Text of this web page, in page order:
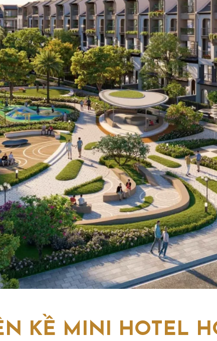
KỀ MINI HOTEL